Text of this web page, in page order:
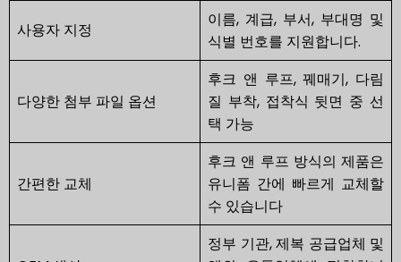
사용자 지정
이름, 계급, 부서, 부대명 및
식별 번호를 지원합니다.
다양한 첨부 파일 옵션
후크 앤 루프, 꿰매기, 다림
질 부착, 접착식 뒷면 중 선
택 가능
간편한 교체
후크 앤 루프 방식의 제품은
유니폼 간에 빠르게 교체할
수 있습니다
정부 기관, 제복 공급업체 및